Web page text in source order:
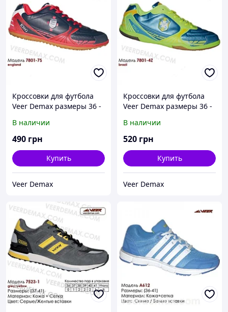
Кроссовки для футбола
Veer Demax размеры 36 -
В наличии
490 грн
Купить
Veer Demax
Кроссовки для футбола
Veer Demax размеры 36 -
23.5 см)
В наличии
520 грн
Купить
Veer Demax